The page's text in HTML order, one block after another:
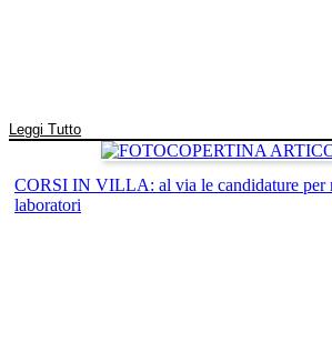
Leggi Tutto
CORSI IN VILLA: al via le candidature per
laboratori